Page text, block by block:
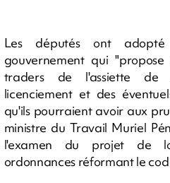
Les députés ont
gouvernement qui
traders de l'assiette de
licenciement et des
qu'ils pourraient avoir aux
ministre du Travail Muriel
l'examen du projet de
ordonnances réformant le